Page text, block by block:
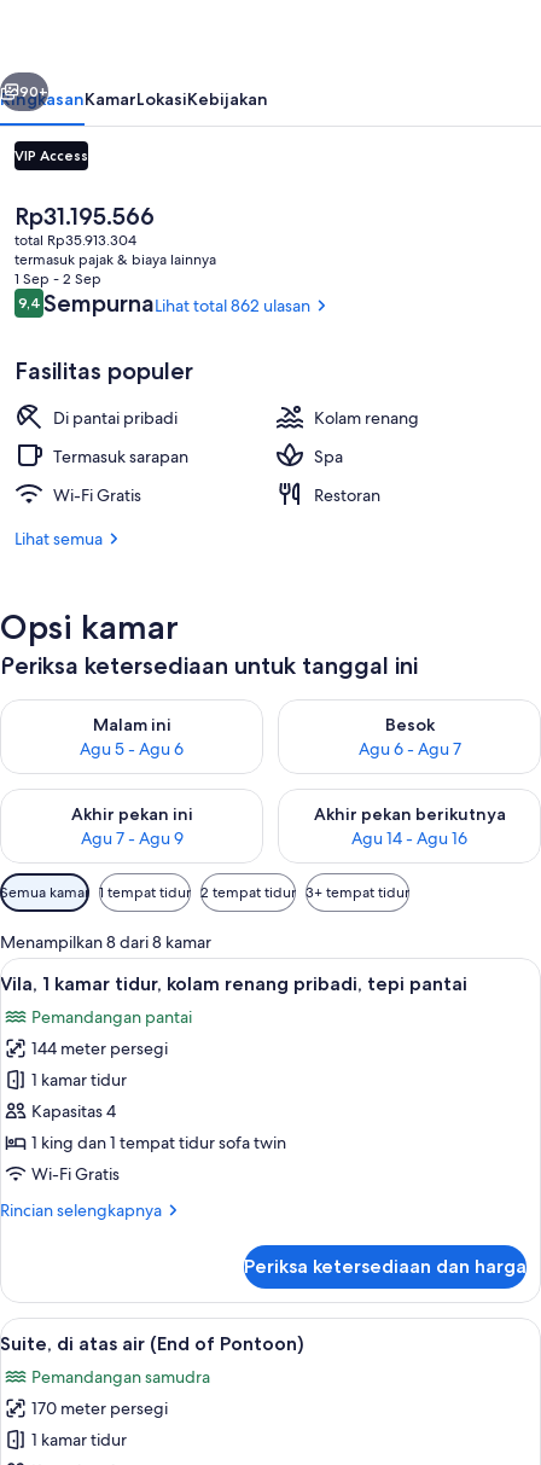
Resorts
Berikutnya
90+
RingkasanKamarLokasiKebijakan
VIP Access
Harga
saat
ini
Rp31.195.566
Rp31.195.566
total Rp35.913.304
termasuk pajak & biaya lainnya
1 Sep - 2 Sep
Ulasan
9,49,4 dari 10
SempurnaLihat total 862 ulasan
Fasilitas populer
Di pantai pribadi
Kolam renang
Termasuk sarapan
Spa
Wi-Fi Gratis
Restoran
Lihat semua
Opsi kamar
Periksa ketersediaan untuk tanggal ini
Malam ini
Agu 5 - Agu 6
Periksa ketersediaan untuk malam ini Agu 5 - Agu 6
Besok
Agu 6 - Agu 7
Periksa ketersediaan untuk
Akhir pekan ini
Agu 7 - Agu 9
Periksa ketersediaan untuk akhir pekan ini Agu 7 - Agu 9
Akhir pekan berikutnya
Agu 14 - Agu 16
Periksa ketersediaan untuk
Filter
tersedia
untuk
kamar
Semua kamar 1 tempat tidur 2 tempat tidur 3+ tempat tidur
Menampilkan 8 dari 8 kamar
Lihat
semua
foto
untuk
Vila,
1
kamar
tidur,
renang
pantai
Vila, 1 kamar tidur, kolam renang
7
Vila, 1 kamar tidur, kolam renang pribadi, tepi pantai
Pemandangan pantai
144 meter persegi
1 kamar tidur
Kapasitas 4
1 king dan 1 tempat tidur sofa twin
Wi-Fi Gratis
Rincian selengkapnya
Rincian
Vila,
kamar
kolam
renang
pribadi,
tepi
Periksa ketersediaan dan harga
Lihat
semua
foto
untuk
Suite,
Suite, di atas air (End of Pontoon) |
8
Suite, di atas air (End of Pontoon)
Pemandangan samudra
170 meter persegi
1 kamar tidur